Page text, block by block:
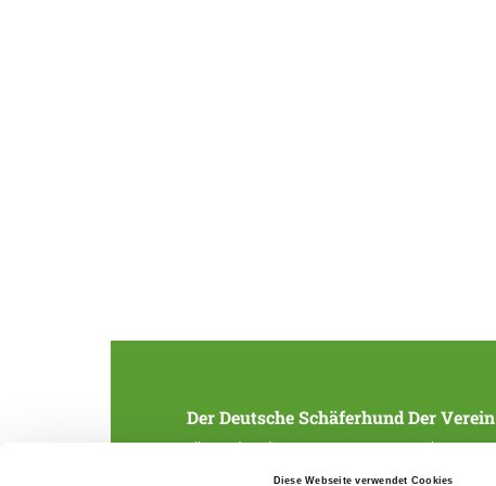
Diese Webseite verwendet Cookies
Der Deutsche Schäferhund
Alles rund um die Rasse
Der Verein
Struktur